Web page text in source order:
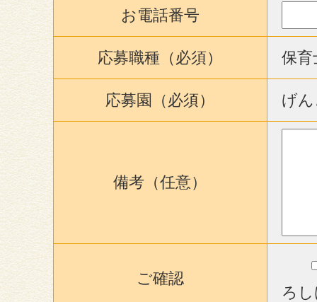
お電話番号
応募職種（必須） 保育
応募園（必須） げ
備考（任意）
ご確認
ろ